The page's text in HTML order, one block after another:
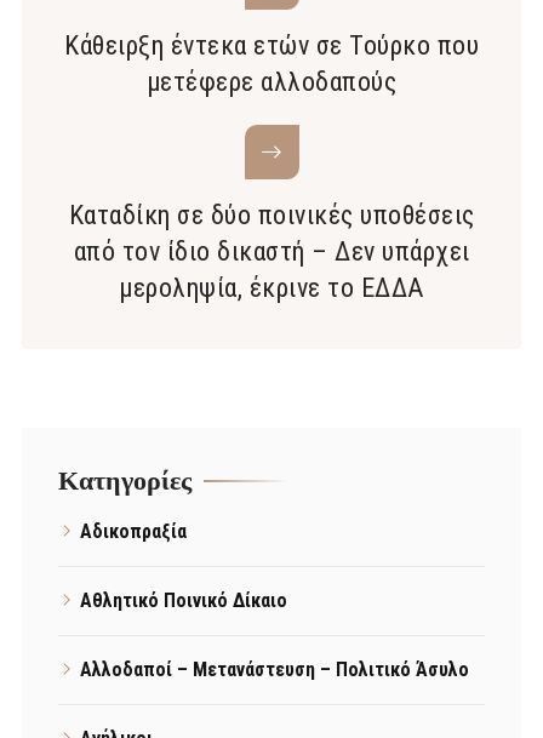
Κάθειρξη έντεκα ετών σε Τούρκο που
μετέφερε αλλοδαπούς
Καταδίκη σε δύο ποινικές υποθέσεις
από τον ίδιο δικαστή – Δεν υπάρχει
μεροληψία, έκρινε το ΕΔΔΑ
Kατηγορίες
Αδικοπραξία
Αθλητικό Ποινικό Δίκαιο
Αλλοδαποί – Μετανάστευση – Πολιτικό Άσυλο